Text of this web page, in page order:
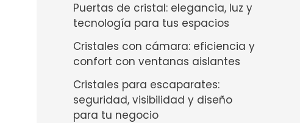
Puertas de cristal: elegancia, luz y
tecnología para tus espacios
Cristales con cámara: eficiencia y
confort con ventanas aislantes
Cristales para escaparates:
seguridad, visibilidad y diseño
para tu negocio